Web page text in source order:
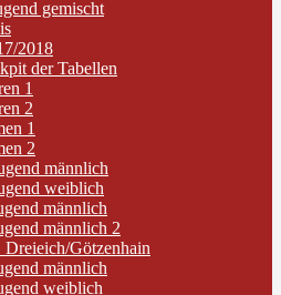
gemischt
2018
der Tabellen
1
2
1
2
männlich
weiblich
männlich
männlich 2
Dreieich/Götzenhain
männlich
weiblich